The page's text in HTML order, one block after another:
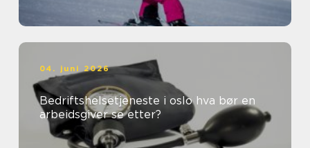
04. juni 2026
Bedriftshelsetjeneste i oslo hva bør en
arbeidsgiver se etter?